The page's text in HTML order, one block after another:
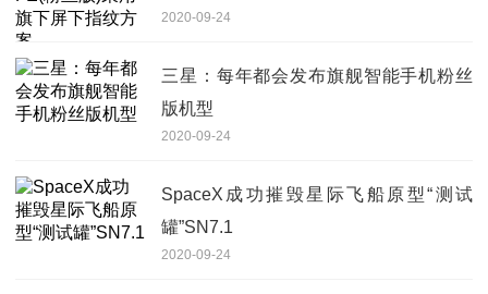
2020-09-24
三星：每年都会发布旗舰智能手机粉丝
版机型
2020-09-24
SpaceX成功摧毁星际飞船原型“测试
罐”SN7.1
2020-09-24